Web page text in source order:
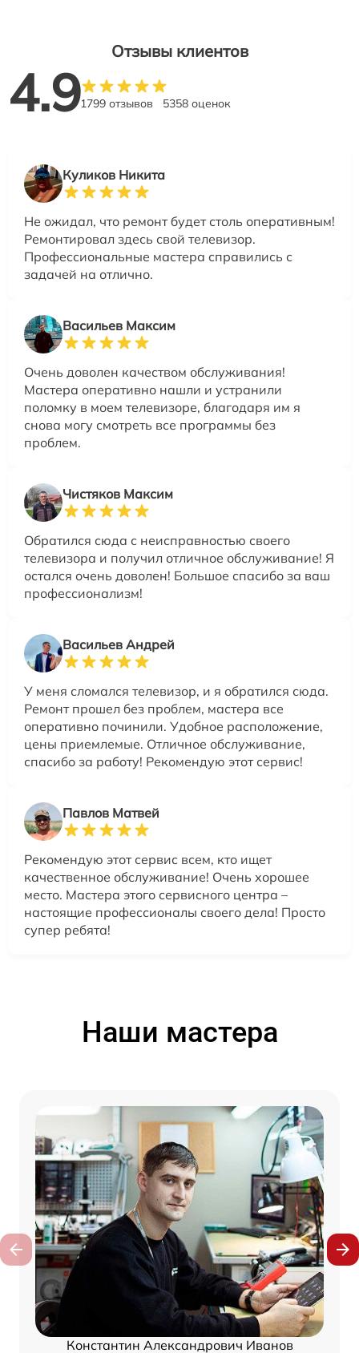
Отзывы клиентов
4.91799 отзывов 5358 оценок
Куликов Никита
Не ожидал, что ремонт будет столь оперативным!
Ремонтировал здесь свой телевизор.
Профессиональные мастера справились с
задачей на отлично.
Васильев Максим
Очень доволен качеством обслуживания!
Мастера оперативно нашли и устранили
поломку в моем телевизоре, благодаря им я
снова могу смотреть все программы без
проблем.
Чистяков Максим
Обратился сюда с неисправностью своего
телевизора и получил отличное обслуживание! Я
остался очень доволен! Большое спасибо за ваш
профессионализм!
Васильев Андрей
У меня сломался телевизор, и я обратился сюда.
Ремонт прошел без проблем, мастера все
оперативно починили. Удобное расположение,
цены приемлемые. Отличное обслуживание,
спасибо за работу! Рекомендую этот сервис!
Павлов Матвей
Рекомендую этот сервис всем, кто ищет
качественное обслуживание! Очень хорошее
место. Мастера этого сервисного центра –
настоящие профессионалы своего дела! Просто
супер ребята!
Наши мастера
Константин Александрович Иванов